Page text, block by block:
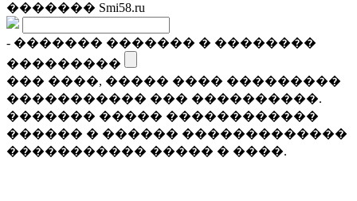
������� Smi58.ru
- ������� ������� � ��������
���������
��� ����, ����� ���� ���������
����������� ��� ����������.
������� ����� ������������
������ � ������ �������������
����������� ����� � ����.